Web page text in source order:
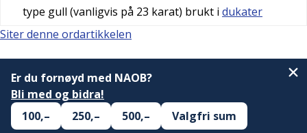
type gull (vanligvis på 23 karat) brukt i dukater
Siter denne ordartikkelen
Er du fornøyd med NAOB?
Bli med og bidra!
100,–
250,– 500,– Valgfri sum